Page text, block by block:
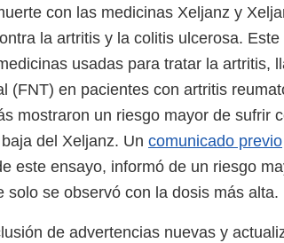
con las medicinas Xeljanz y
la artritis y la colitis ulcerosa. Este
usadas para tratar la artritis,
(FNT) en pacientes con artritis
mostraron un riesgo mayor de sufrir
del Xeljanz. Un comunicado previo
este ensayo, informó de un riesgo
solo se observó con la dosis más alta.
de advertencias nuevas y